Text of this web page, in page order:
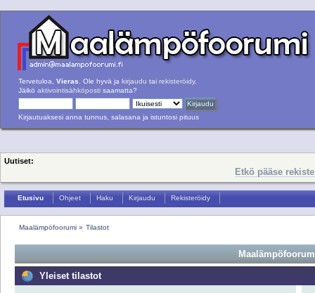
Tervetuloa, Vieras . Ole hyvä ja kirjaudu tai rekisteröidy.
Jäikö aktivointisähköposti saamatta?
Kirjautuaksesi anna tunnus, salasana ja istuntosi pituus
Uutiset:
Etkö pääse
Etusivu Ohjeet Haku Kirjaudu Rekisteröidy
Maalämpöfoorumi» Tilastot
Yleiset tilastot